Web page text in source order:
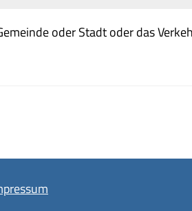
oder Stadt oder das